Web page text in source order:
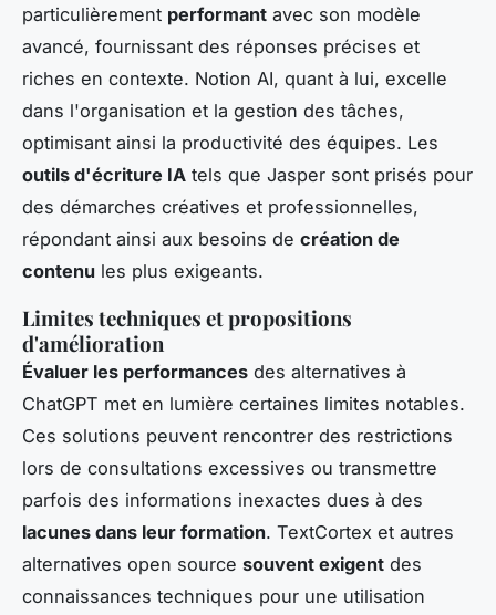
particulièrement performant avec son modèle
avancé, fournissant des réponses précises et
riches en contexte. Notion AI, quant à lui, excelle
dans l'organisation et la gestion des tâches,
optimisant ainsi la productivité des équipes. Les
outils d'écriture IA tels que Jasper sont prisés pour
des démarches créatives et professionnelles,
répondant ainsi aux besoins de création de
contenu les plus exigeants.
Limites techniques et propositions
d'amélioration
Évaluer les performances des alternatives à
ChatGPT met en lumière certaines limites notables.
Ces solutions peuvent rencontrer des restrictions
lors de consultations excessives ou transmettre
parfois des informations inexactes dues à des
lacunes dans leur formation. TextCortex et autres
alternatives open source souvent exigent des
connaissances techniques pour une utilisation